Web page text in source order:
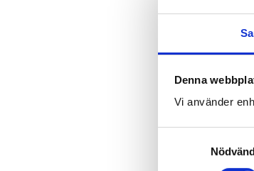
Denna
Vi använder